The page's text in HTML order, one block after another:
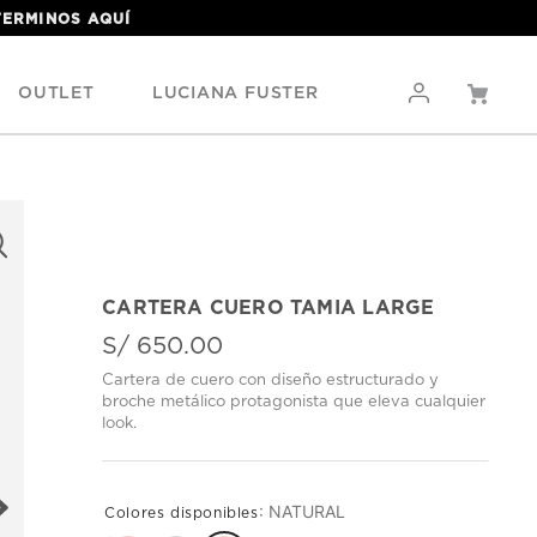
AQUÍ
OUTLET LUCIANA FUSTER
CARTERA CUERO TAMIA LARGE
S/ 650.00
Cartera de cuero con diseño estructurado y
broche metálico protagonista que eleva cualquier
look.
: NATURAL